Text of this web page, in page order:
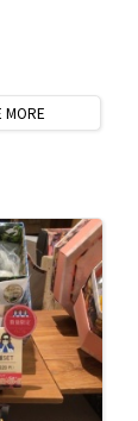
MORE